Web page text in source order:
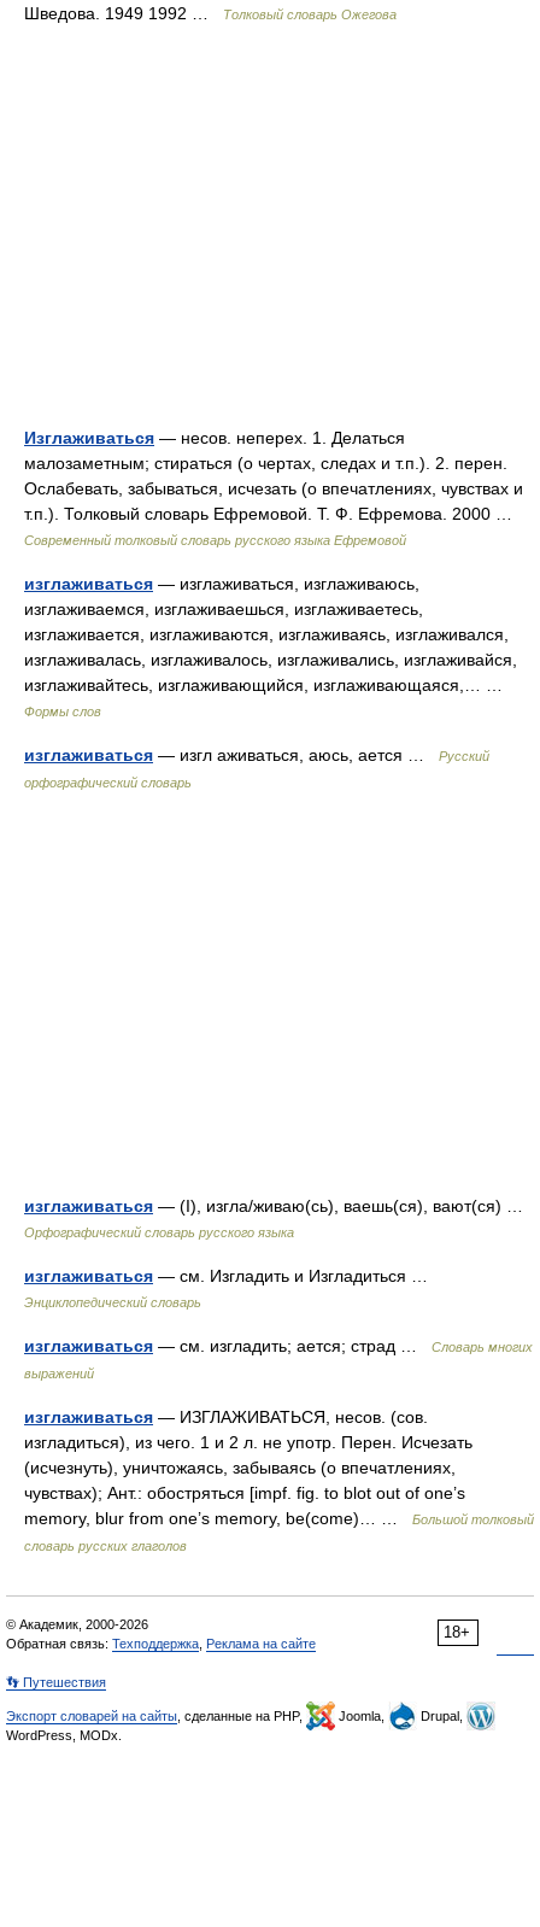
Шведова. 1949 1992 …
Толковый словарь Ожегова
Изглаживаться — несов. неперех. 1. Делаться
малозаметным; стираться (о чертах, следах и т.п.). 2. перен.
Ослабевать, забываться, исчезать (о впечатлениях, чувствах и
т.п.). Толковый словарь Ефремовой. Т. Ф. Ефремова. 2000 …
Современный толковый словарь русского языка Ефремовой
изглаживаться — изглаживаться, изглаживаюсь,
изглаживаемся, изглаживаешься, изглаживаетесь,
изглаживается, изглаживаются, изглаживаясь, изглаживался,
изглаживалась, изглаживалось, изглаживались, изглаживайся,
изглаживайтесь, изглаживающийся, изглаживающаяся,… …
Формы слов
изглаживаться — изгл аживаться, аюсь, ается …
Русский
орфографический словарь
изглаживаться — (I), изгла/живаю(сь), ваешь(ся), вают(ся) …
Орфографический словарь русского языка
изглаживаться — см. Изгладить и Изгладиться …
Энциклопедический словарь
изглаживаться — см. изгладить; ается; страд …
Словарь многих
выражений
изглаживаться — ИЗГЛАЖИВАТЬСЯ, несов. (сов.
изгладиться), из чего. 1 и 2 л. не употр. Перен. Исчезать
(исчезнуть), уничтожаясь, забываясь (о впечатлениях,
чувствах); Ант.: обостряться [impf. fig. to blot out of one’s
memory, blur from one’s memory, be(come)… …
Большой толковый
словарь русских глаголов
18+
© Академик, 2000-2026
Обратная связь: Техподдержка Реклама на сайте
👣 Путешествия
Экспорт словарей на сайты , сделанные на PHP, Joomla,
Drupal,
WordPress, MODx.